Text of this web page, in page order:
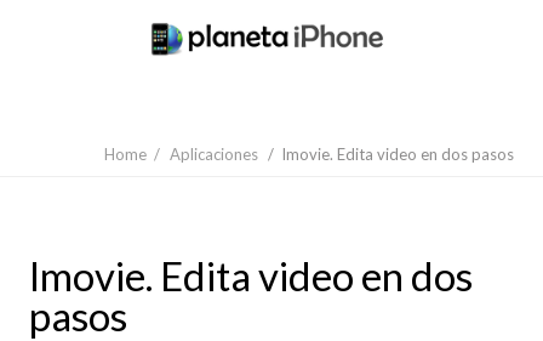
Home / Aplicaciones / Imovie. Edita video en dos pasos
Imovie. Edita video en dos
pasos